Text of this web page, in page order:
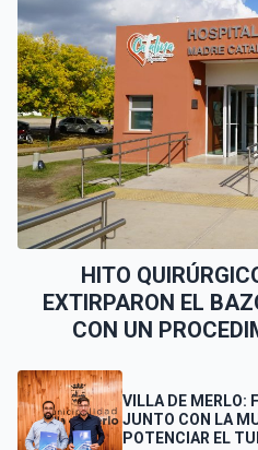
HITO
EXTIRPARON EL
CON UN
VILLA DE MERLO:
JUNTO CON LA
POTENCIAR EL